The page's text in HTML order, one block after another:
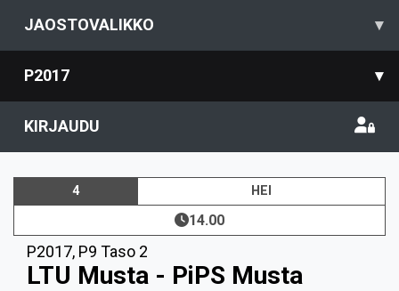
JAOSTOVALIKKO ▾
P2017 ▾
KIRJAUDU
4 HEI
14.00
P2017, P9 Taso 2
LTU Musta - PiPS Musta